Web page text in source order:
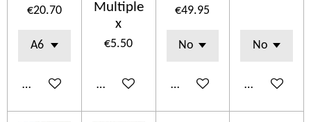
€20.70
Add to cart
Multiple
x
€5.50
Add to cart
€49.95
Add to cart See details